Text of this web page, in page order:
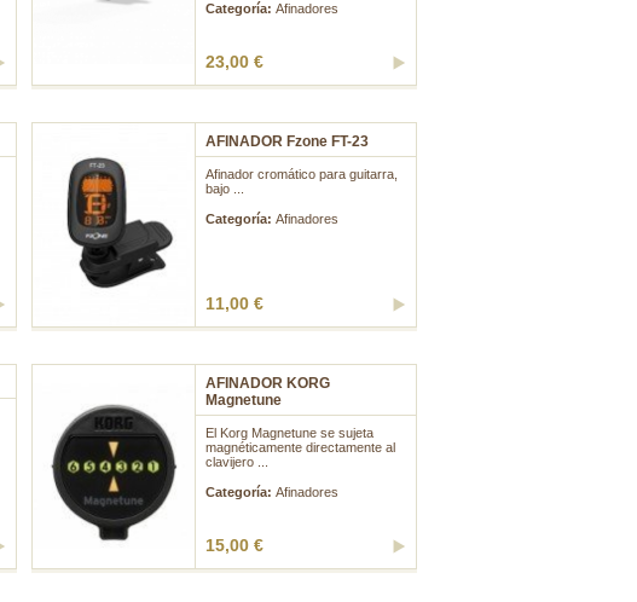
Categoría:Afinadores
23,00 €
AFINADOR Fzone FT-23
Afinador cromático para guitarra,
bajo ...
Categoría:Afinadores
11,00 €
AFINADOR KORG
Magnetune
El Korg Magnetune se sujeta
magnéticamente directamente al
clavijero ...
Categoría:Afinadores
15,00 €